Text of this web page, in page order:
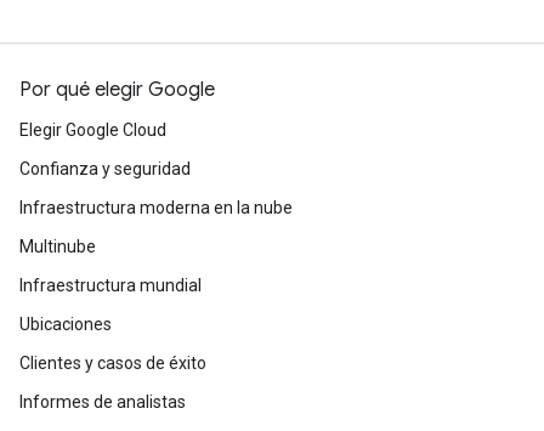
Por qué elegir Google
Elegir Google Cloud
Confianza y seguridad
Infraestructura moderna en la nube
Multinube
Infraestructura mundial
Ubicaciones
Clientes y casos de éxito
Informes de analistas